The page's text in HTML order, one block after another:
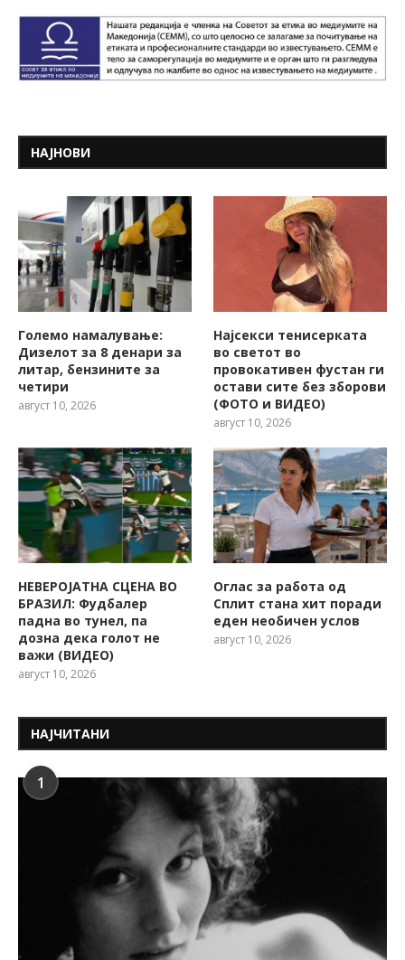
НАЈНОВИ
Големо намалување:
Дизелот за 8 денари за
литар, бензините за
четири
август 10, 2026
Најсекси тенисерката
во светот во
провокативен фустан ги
остави сите без зборови
(ФОТО и ВИДЕО)
август 10, 2026
НЕВЕРОЈАТНА СЦЕНА ВО
БРАЗИЛ: Фудбалер
падна во тунел, па
дозна дека голот не
важи (ВИДЕО)
август 10, 2026
Оглас за работа од
Сплит стана хит поради
еден необичен услов
август 10, 2026
НАЈЧИТАНИ
1